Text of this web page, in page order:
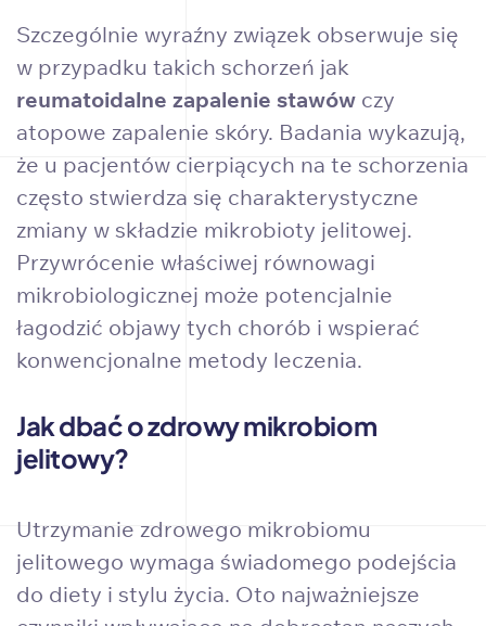
Szczególnie wyraźny związek obserwuje się
w przypadku takich schorzeń jak
reumatoidalne zapalenie stawów czy
atopowe zapalenie skóry. Badania wykazują,
że u pacjentów cierpiących na te schorzenia
często stwierdza się charakterystyczne
zmiany w składzie mikrobioty jelitowej.
Przywrócenie właściwej równowagi
mikrobiologicznej może potencjalnie
łagodzić objawy tych chorób i wspierać
konwencjonalne metody leczenia.
Jak dbać o zdrowy mikrobiom
jelitowy?
Utrzymanie zdrowego mikrobiomu
jelitowego wymaga świadomego podejścia
do diety i stylu życia. Oto najważniejsze